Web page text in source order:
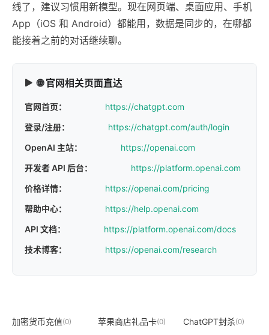
线了，建议习惯用新模型。现在网页端、桌面应用、手机
App（iOS 和 Android）都能用，数据是同步的，在哪都
能接着之前的对话继续聊。
🌐 官网相关页面直达
官网首页：
https://chatgpt.com
登录/注册：
https://chatgpt.com/auth/login
OpenAI 主站：
https://openai.com
开发者 API 后台：
https://platform.openai.com
价格详情：
https://openai.com/pricing
帮助中心：
https://help.openai.com
API 文档：
https://platform.openai.com/docs
技术博客：
https://openai.com/research
加密货币充值(0) 苹果商店礼品卡(0) ChatGPT封杀(0)